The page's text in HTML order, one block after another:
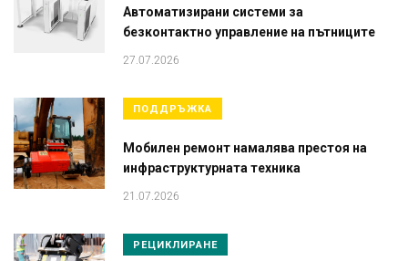
Автоматизирани системи за
безконтактно управление на пътниците
27.07.2026
ПОДДРЪЖКА
Мобилен ремонт намалява престоя на
инфраструктурната техника
21.07.2026
РЕЦИКЛИРАНЕ